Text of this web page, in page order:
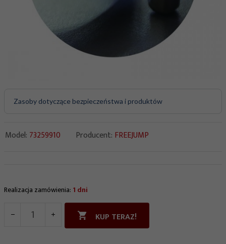
Zasoby dotyczące bezpieczeństwa i produktów
Model: 73259910 Producent: FREEJUMP
Realizacja zamówienia: 1 dni
KUP TERAZ!